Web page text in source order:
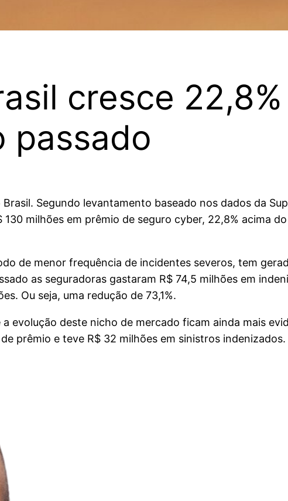
cresce
passado
Segundo levantamento baseado nos dados da
milhões em prêmio de seguro cyber, 22,8% acima
de menor frequência de incidentes severos, tem
as seguradoras gastaram R$ 74,5 milhões em
Ou seja, uma redução de 73,1%.
evolução deste nicho de mercado ficam ainda mais
prêmio e teve R$ 32 milhões em sinistros indenizados.